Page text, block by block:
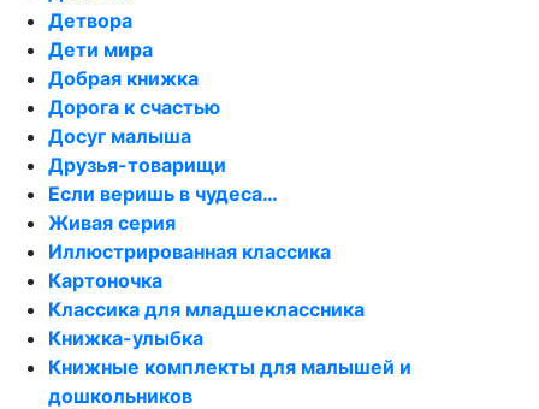
Детвора
Дети мира
Добрая книжка
Дорога к счастью
Досуг малыша
Друзья-товарищи
Если веришь в чудеса…
Живая серия
Иллюстрированная классика
Картоночка
Классика для младшеклассника
Книжка-улыбка
Книжные комплекты для малышей и
дошкольников